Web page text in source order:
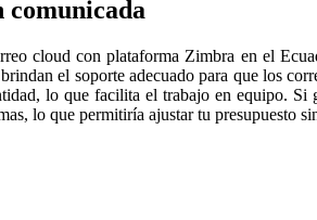
comunicada
cloud con plataforma Zimbra en el
el soporte adecuado para que los
lo que facilita el trabajo en equipo.
lo que permitiría ajustar tu presupuesto